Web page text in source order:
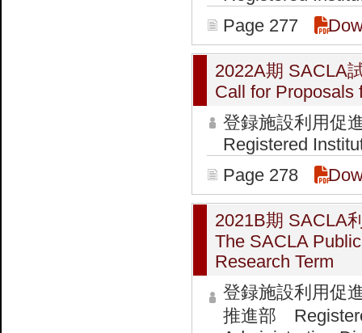
Page 277
2022A期 SACLA
Call for Proposals
登録施設利用
Registered
Page 278
2021B期 SACLA
The SACLA
Research Term
登録施設利用促
推進部